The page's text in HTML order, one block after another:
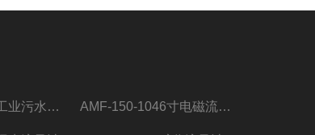
AMF-200-101工业污水流量计 AMF-150-1046寸电磁流量计